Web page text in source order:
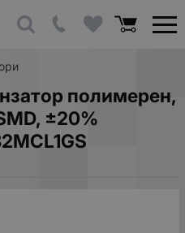
полимерен,
±20%